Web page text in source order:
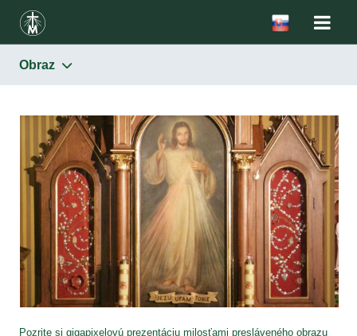
Obraz
Obraz
Sviatok milosrdenstva
Korunka Božieho milosrdenstva
Hodina milosrdenstva
Šírenie úcty k Božiemu milosrdenstvu
Obraz
Pozrite si gigapixelovú prezentáciu milosťami presláveného obrazu